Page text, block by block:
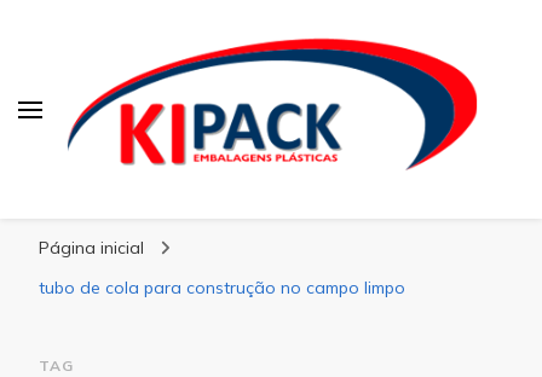
Página inicial
tubo de cola para construção no campo limpo
TAG